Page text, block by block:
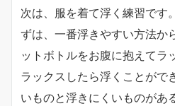
次は、服を着て浮く練習です
ずは、一番浮きやすい方法か
ットボトルをお腹に抱えてラ
ラックスしたら浮くことがで
いものと浮きにくいものがあ